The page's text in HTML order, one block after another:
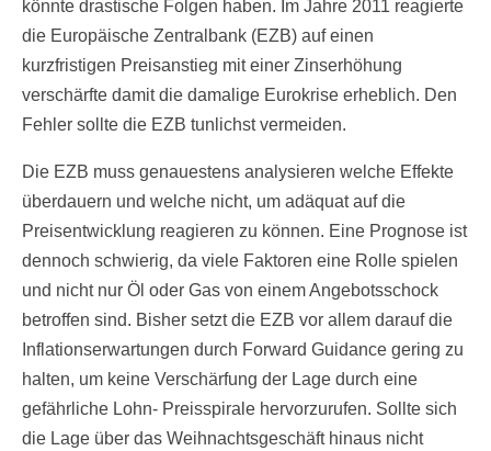
könnte drastische Folgen haben. Im Jahre 2011 reagierte
die Europäische Zentralbank (EZB) auf einen
kurzfristigen Preisanstieg mit einer Zinserhöhung
verschärfte damit die damalige Eurokrise erheblich. Den
Fehler sollte die EZB tunlichst vermeiden.
Die EZB muss genauestens analysieren welche Effekte
überdauern und welche nicht, um adäquat auf die
Preisentwicklung reagieren zu können. Eine Prognose ist
dennoch schwierig, da viele Faktoren eine Rolle spielen
und nicht nur Öl oder Gas von einem Angebotsschock
betroffen sind. Bisher setzt die EZB vor allem darauf die
Inflationserwartungen durch Forward Guidance gering zu
halten, um keine Verschärfung der Lage durch eine
gefährliche Lohn- Preisspirale hervorzurufen. Sollte sich
die Lage über das Weihnachtsgeschäft hinaus nicht